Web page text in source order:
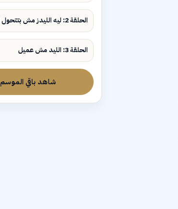
الحلقة 2: ليه الليدز مش بتتحول لمبيعات؟
الحلقة 3: الليد مش عميل
شاهد باقي الموسم